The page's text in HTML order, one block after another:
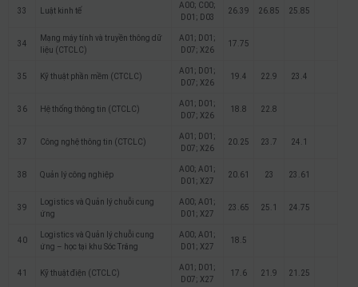
33 Luật kinh tế
A00; C00;
D01; D03
26.39 26.85 25.85
34
Mạng máy tính và truyền thông dữ
liệu (CTCLC)
A01; D01;
D07; X26
17.75
35 Kỹ thuật phần mềm (CTCLC)
A01; D01;
D07; X26
19.4 22.9 23.4
36 Hệ thống thông tin (CTCLC)
A01; D01;
D07; X26
18.8 22.8
37 Công nghệ thông tin (CTCLC)
A01; D01;
D07; X26
20.25 23.7 24.1
38 Quản lý công nghiệp
A00; A01;
D01; X27
20.61 23 23.61
39
Logistics và Quản lý chuỗi cung
ứng
A00; A01;
D01; X27
23.65 25.1 24.75
40
Logistics và Quản lý chuỗi cung
ứng – học tại khu Sóc Trăng
A00; A01;
D01; X27
18.5
41 Kỹ thuật điện (CTCLC)
A01; D01;
D07; X27
17.6 21.9 21.25